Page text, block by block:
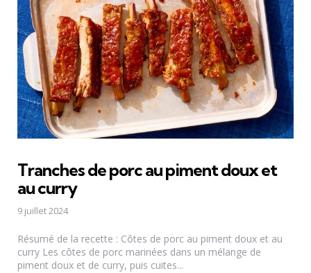
Tranches de porc au piment doux et
au curry
9 juillet 2024
Résumé de la recette : Côtes de porc au piment doux et au
curry Les côtes de porc marinées dans un mélange de
piment doux et de curry, puis cuites...